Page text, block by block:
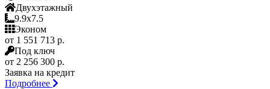
Двухэтажный
9.9x7.5
Эконом
от 1 551 713 р.
Под ключ
от 2 256 300 р.
Заявка на кредит
Подробнее